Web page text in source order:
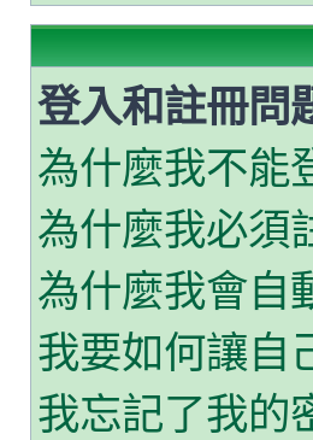
登入和註冊問
為什麼我不能
為什麼我必須
為什麼我會自
我要如何讓自
我忘記了我的